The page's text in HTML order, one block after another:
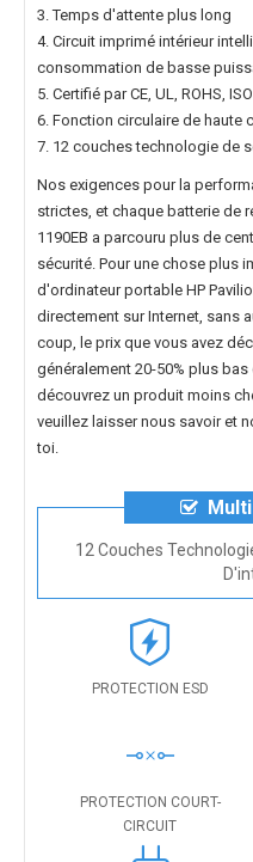
3. Temps d'attente plus long
4. Circuit imprimé intérieur
consommation de basse
5. Certifié par CE, UL, ROHS,
6. Fonction circulaire de haute
7. 12 couches technologie de
Nos exigences pour la
strictes, et chaque batterie de
1190EB a parcouru plus de
sécurité. Pour une chose plus
d'ordinateur portable HP
directement sur Internet, sans
coup, le prix que vous avez
généralement 20-50% plus
découvrez un produit moins
veuillez laisser nous savoir et
toi.
12 Couches
PROTECTION ESD
PROTECTION COURT-
CIRCUIT